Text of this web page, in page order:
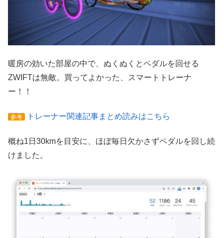
暖房の効いた部屋の中で、ぬくぬくとペダルを回せる
ZWIFTは無敵。買ってよかった、スマートトレーナ
ー！！
参考 トレーナー関連記事まとめ読みはこちら
概ね1日30kmを目安に、ほぼ毎日欠かさずペダルを回し続
けました。